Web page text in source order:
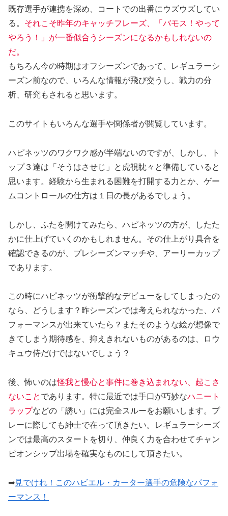
既存選手が連携を深め、コートでの出番にウズウズしてい
る。 それこそ昨年のキャッチフレーズ、「バモス！やって
やろう！」が一番似合うシーズンになるかもしれないの
だ。
もちろん今の時期はオフシーズンであって、レギュラーシ
ーズン前なので、いろんな情報が飛び交うし、戦力の分
析、研究もされると思います。
このサイトもいろんな選手や関係者が閲覧しています。
ハピネッツのワクワク感が半端ないのですが、しかし、ト
ップ３達は「そうはさせじ」と虎視眈々と準備していると
思います。経験から生まれる困難を打開する力とか、ゲー
ムコントロールの仕方は１日の長があるでしょう。
しかし、ふたを開けてみたら、ハピネッツの方が、したた
かに仕上げていくのかもしれません。その仕上がり具合を
確認できるのが、プレシーズンマッチや、アーリーカップ
であります。
この時にハピネッツが衝撃的なデビューをしてしまったの
なら、どうします？昨シーズンでは考えられなかった、パ
フォーマンスが出来ていたら？またそのような絵が想像で
きてしまう期待感を、抑えきれないものがあるのは、ロウ
キュウ侍だけではないでしょう？
後、怖いのは怪我と慢心と事件に巻き込まれない、起こさ
ないこと であります。特に最近では手口が巧妙なハニート
ラップなどの「誘い」には完全スルーをお願いします。プ
レーに際しても紳士で在って頂きたい。レギュラーシーズ
ンでは最高のスタートを切り、仲良く力を合わせてチャン
ピオンシップ出場を確実なものにして頂きたい。
➡見でけれ！このハビエル・カーター選手の危険なパフォ
ーマンス！